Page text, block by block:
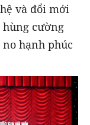
và đổi mới
hùng cường
hạnh phúc